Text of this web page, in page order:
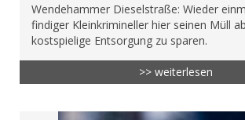
Wendehammer Dieselstraße: Wieder
findiger Kleinkrimineller hier seinen Müll
kostspielige Entsorgung zu sparen.
>> weiterlesen